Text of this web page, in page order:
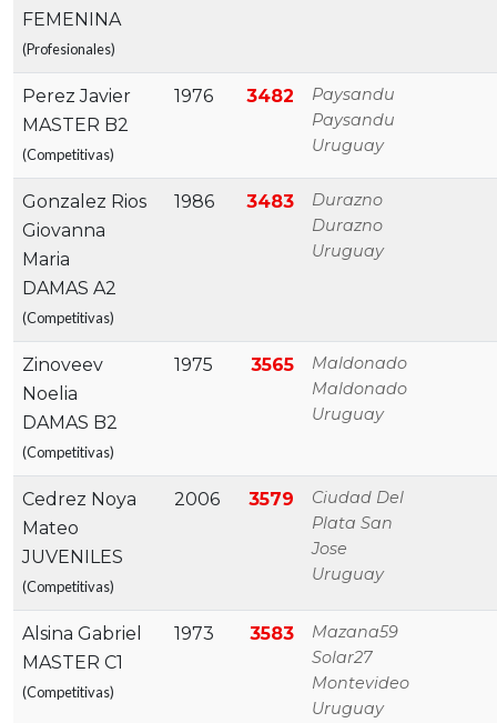
FEMENINA
(Profesionales)
Perez Javier
MASTER B2
(Competitivas)
1976 3482
Paysandu
Paysandu
Uruguay
Gonzalez Rios
Giovanna
Maria
DAMAS A2
(Competitivas)
1986 3483
Durazno
Durazno
Uruguay
Zinoveev
Noelia
DAMAS B2
(Competitivas)
1975 3565
Maldonado
Maldonado
Uruguay
Cedrez Noya
Mateo
JUVENILES
(Competitivas)
2006 3579
Ciudad Del
Plata San
Jose
Uruguay
Alsina Gabriel
MASTER C1
(Competitivas)
1973 3583
Mazana59
Solar27
Montevideo
Uruguay